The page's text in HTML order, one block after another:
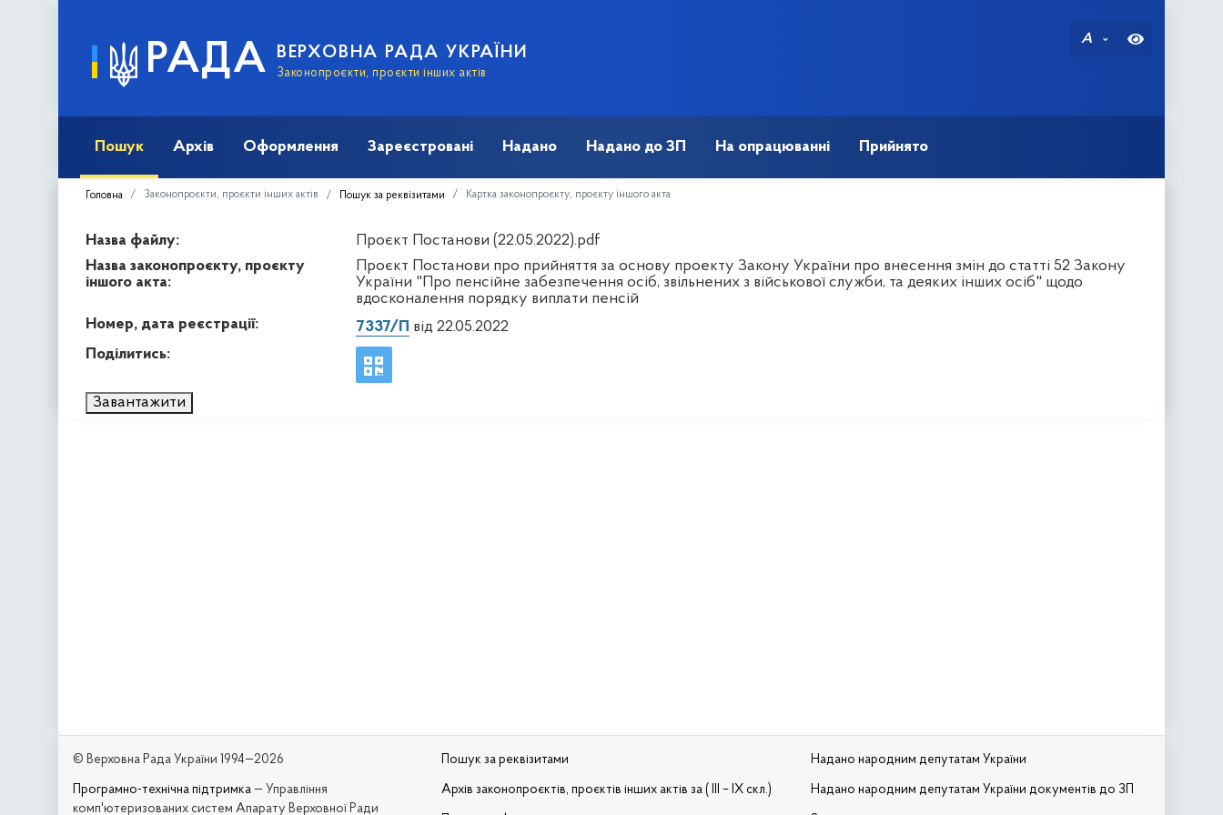
РАДА ВЕРХОВНА РАДА УКРАЇНИ
Законопроєкти, проєкти інших актів
A
Пошук Архів Оформлення Зареєстровані Надано Надано до ЗП На опрацюванні Прийнято
Головна Законопроєкти, проєкти інших актів Пошук за реквізитами Картка законопроєкту, проєкту іншого акта
Назва файлу:
Проєкт Постанови (22.05.2022).pdf
Назва законопроєкту, проєкту
іншого акта:
Проєкт Постанови про прийняття за основу проекту Закону України про внесення змін до статті 52 Закону
України "Про пенсійне забезпечення осіб, звільнених з військової служби, та деяких інших осіб" щодо
вдосконалення порядку виплати пенсій
Номер, дата реєстрації:
7337/П від 22.05.2022
Поділитись:
Завантажити
© Верховна Рада України 1994—2026
Програмно-технічна підтримка — Управління
комп'ютеризованих систем Апарату Верховної Ради
Пошук за реквізитами
Архів законопроєктів, проєктів інших актів за ( III – IX скл.)
Надано народним депутатам України
Надано народним депутатам України документів до ЗП